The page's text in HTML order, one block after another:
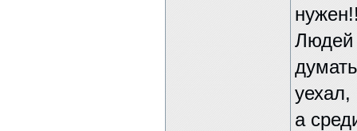
Людей
уехал,
а